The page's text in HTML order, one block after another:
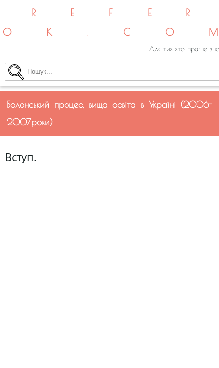
Для тих хто прагне
Болонський процес, вища освіта в Україні (2006-
2007роки)
Вступ.